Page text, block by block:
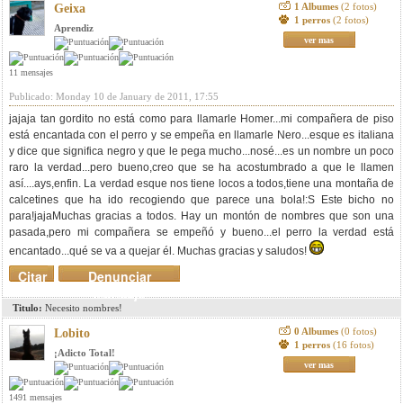
Geixa
Aprendiz
11 mensajes
1 Albumes (2 fotos)
1 perros (2 fotos)
ver mas
Publicado: Monday 10 de January de 2011, 17:55
jajaja tan gordito no está como para llamarle Homer...mi compañera de piso
está encantada con el perro y se empeña en llamarle Nero...esque es italiana
y dice que significa negro y que le pega mucho...nosé...es un nombre un poco
raro la verdad...pero bueno,creo que se ha acostumbrado a que le llamen
así....ays,enfin. La verdad esque nos tiene locos a todos,tiene una montaña de
calcetines que ha ido recogiendo que parece una bola!:S Este bicho no
para!jajaMuchas gracias a todos. Hay un montón de nombres que son una
pasada,pero mi compañera se empeñó y bueno...el perro la verdad está
encantado...qué se va a quejar él. Muchas gracias y saludos!
Denunciar
mensaje
Citar
Titulo: Necesito nombres!
Lobito
¡Adicto Total!
1491 mensajes
0 Albumes (0 fotos)
1 perros (16 fotos)
ver mas